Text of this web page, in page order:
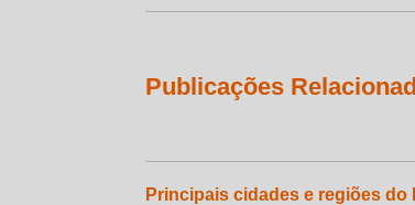
Publicações
Principais cidades e regiões